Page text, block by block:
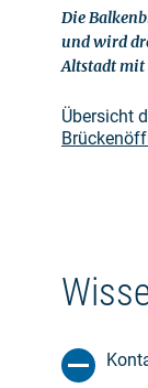
Die
und wird
Altstadt mit
Übersicht